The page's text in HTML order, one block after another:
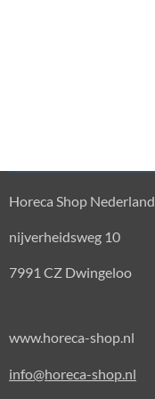
Horeca Shop Nederland
nijverheidsweg 10
7991 CZ Dwingeloo
www.horeca-shop.nl
info@horeca-shop.nl